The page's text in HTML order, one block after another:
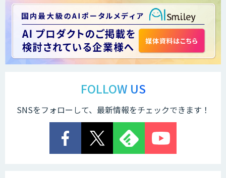
FOLLOW US
SNSをフォローして、最新情報をチェックできます！